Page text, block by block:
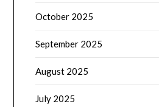
October 2025
September 2025
August 2025
July 2025